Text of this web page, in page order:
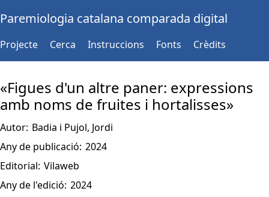
Paremiologia catalana comparada digital
Projecte Cerca Instruccions Fonts Crèdits
«Figues d'un altre paner: expressions
amb noms de fruites i hortalisses»
Autor: Badia i Pujol, Jordi
Any de publicació: 2024
Editorial: Vilaweb
Any de l'edició: 2024